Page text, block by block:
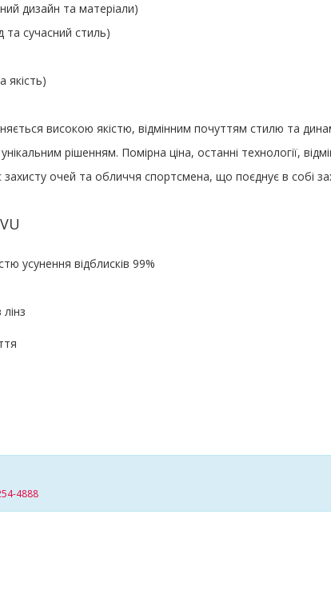
дизайн та матеріали)
та сучасний стиль)
якість)
високою якістю, відмінним почуттям стилю та
рішенням. Помірна ціна, останні технології,
очей та обличчя спортсмена, що поєднує в собі
усунення відблисків 99%
4888